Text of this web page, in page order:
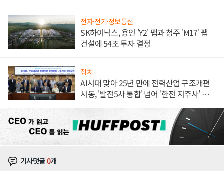
전자·전기·정보통신
SK하이닉스, 용인 'Y2' 팹과 청주 'M17' 팹
건설에 54조 투자 결정
정치
AI시대 맞아 25년 만에 전력산업 구조개편
시동, '발전5사 통합' 넘어 '한전 지주사' 재편
기사댓글0개